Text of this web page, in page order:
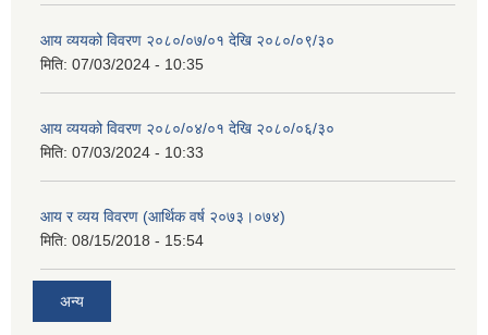
आय व्ययको विवरण २०८०/०७/०१ देखि २०८०/०९/३०
मिति: 07/03/2024 - 10:35
आय व्ययको विवरण २०८०/०४/०१ देखि २०८०/०६/३०
मिति: 07/03/2024 - 10:33
आय र व्यय विवरण (आर्थिक वर्ष २०७३।०७४)
मिति: 08/15/2018 - 15:54
अन्य